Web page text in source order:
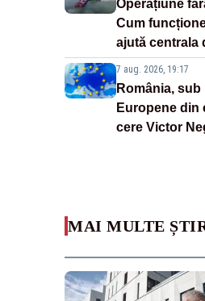
Operațiune
Cum
ajută centrala
7 aug. 2026, 19:17
România,
Europene din
cere Victor
MAI MULTE